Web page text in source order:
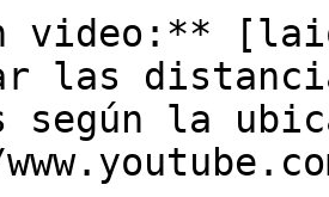
video:**
las
según la